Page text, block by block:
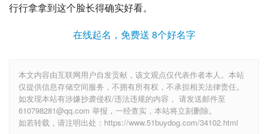
行行拿拿到这个脸长得确实好看。
在线起名，免费送 8个好名字
本文内容由互联网用户自发贡献，该文观点仅代表作者本人。本站
仅提供信息存储空间服务，不拥有所有权，不承担相关法律责任。
如发现本站有涉嫌抄袭侵权/违法违规的内容， 请发送邮件至
610798281@qq.com 举报，一经查实，本站将立刻删除。
如若转载，请注明出处：https://www.51buydog.com/34102.html